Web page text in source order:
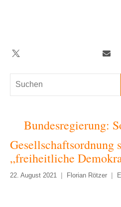
Suchen
Twitter Telegram
Bundesregierung:
Gesellschaftsordnung
„freiheitliche
22. August 2021 Florian Rötzer